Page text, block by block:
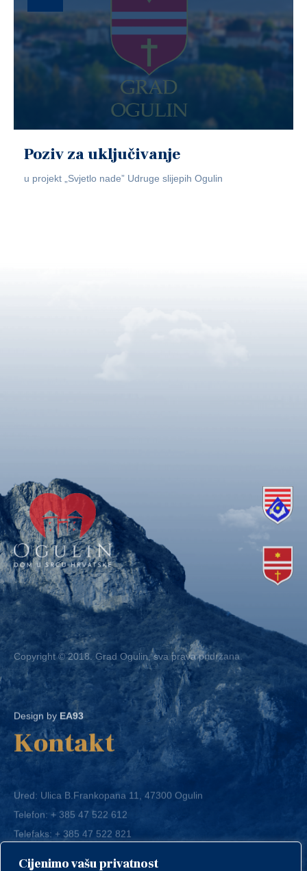
Cijenimo vašu privatnost
Poziv za uključivanje
u projekt „Svjetlo nade” Udruge slijepih Ogulin
Copyright © 2018. Grad Ogulin, sva prava pridržana.
Design by EA93
Kontakt
Telefon:+ 385 47 522 612
Telefaks:+ 385 47 522 821
E-mail:grad-ogulin@ogulin.hr